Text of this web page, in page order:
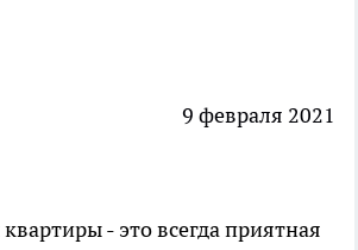
9 февраля 2021
- это всегда приятная